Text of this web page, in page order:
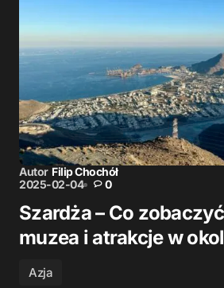
Autor Filip Chochół
2025-02-04
0
Szardża – Co
muzea i atrakcje w
Azja